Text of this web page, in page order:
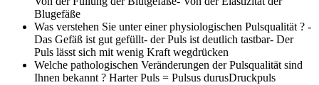
Blugefäße
Was verstehen Sie unter einer physiologischen Pulsqualität ? -
Das Gefäß ist gut gefüllt- der Puls ist deutlich tastbar- Der
Puls lässt sich mit wenig Kraft wegdrücken
Welche pathologischen Veränderungen der Pulsqualität sind
Ihnen bekannt ? Harter Puls = Pulsus durusDruckpuls